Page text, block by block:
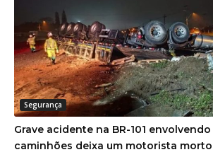
Segurança
Grave acidente na BR-101
caminhões deixa um motorista morto